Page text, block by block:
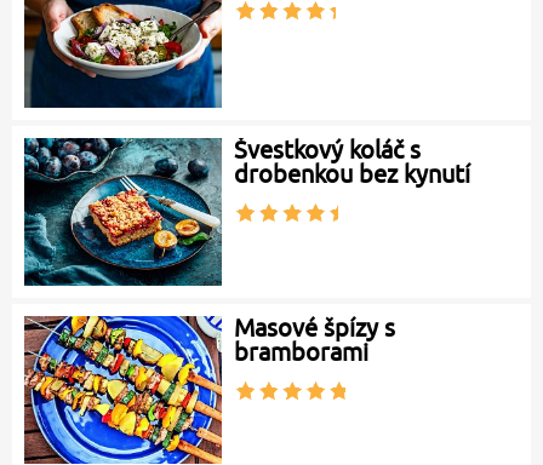
Švestkový koláč s
drobenkou bez kynutí
Masové špízy s
bramborami